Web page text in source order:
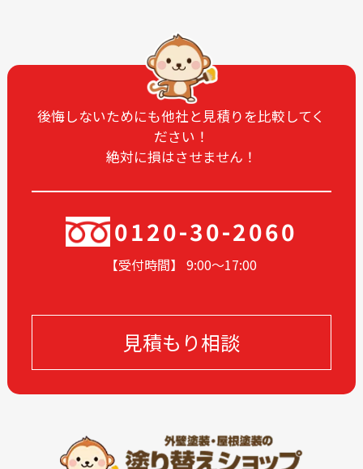
後悔しないためにも他社と見積りを比較してく
ださい！
絶対に損はさせません！
0120-30-2060
【受付時間】 9:00〜17:00
見積もり相談